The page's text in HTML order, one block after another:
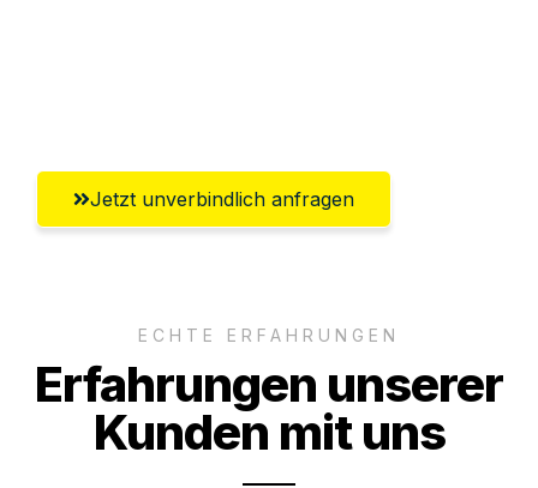
Jetzt unverbindlich anfragen
ECHTE ERFAHRUNGEN
Erfahrungen unserer
Kunden mit uns